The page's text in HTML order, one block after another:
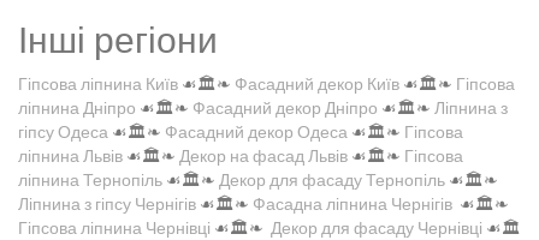
Інші регіони
Гіпсова ліпнина Київ ☙🏛️❧ Фасадний декор Київ ☙🏛️❧ Гіпсова
ліпнина Дніпро ☙🏛️❧ Фасадний декор Дніпро ☙🏛️❧ Ліпнина з
гіпсу Одеса ☙🏛️❧ Фасадний декор Одеса ☙🏛️❧ Гіпсова
ліпнина Львів ☙🏛️❧ Декор на фасад Львів ☙🏛️❧ Гіпсова
ліпнина Тернопіль ☙🏛️❧ Декор для фасаду Тернопіль ☙🏛️❧
Ліпнина з гіпсу Чернігів ☙🏛️❧ Фасадна ліпнина Чернігів ☙🏛️❧
Гіпсова ліпнина Чернівці ☙🏛️❧ Декор для фасаду Чернівці ☙🏛️